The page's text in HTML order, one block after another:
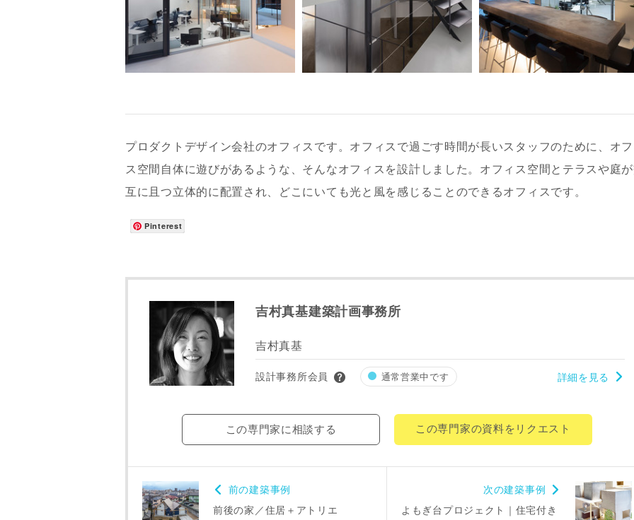
プロダクトデザイン会社のオフィスです。オフィスで過ごす時間が長いスタッフのために、オフ
ス空間自体に遊びがあるような、そんなオフィスを設計しました。オフィス空間とテラスや庭
互に且つ立体的に配置され、どこにいても光と風を感じることのできるオフィスです。
Pinterest
吉村真基建築計画事務所
吉村真基
設計事務所会員 通常営業中です 詳細を見る
この専門家に相談する この専門家の資料をリクエスト
前の建築事例
前後の家／住居＋アトリエ
次の建築事例
よもぎ台プロジェクト｜住宅付き
お名前
メールアドレス
都道府県
市区町村